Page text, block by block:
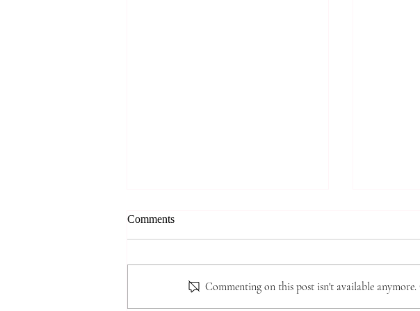
*** 알리는 말씀 (8.7.2026) ***
● 존스홉킨스 무료 청력검사 및 연
신들을 대상으로 무료 청력선별검
‘제직 훈
부터 시
Comments
Commenting on this post isn't available